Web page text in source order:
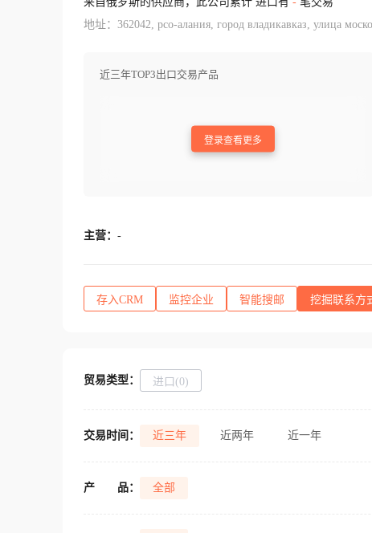
地址：362042, рсо-алания, город владикавказ, улица
近三年TOP3出口交易产品
登录查看更多
主营： -
存入CRM 监控企业 智能搜邮 挖掘联系方
贸易类型： 进口(0)
交易时间： 近三年 近两年 近一年
产 品： 全部